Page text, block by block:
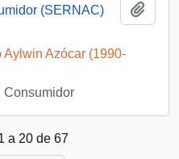
(SERNAC)
Aylwin Azócar (1990-
Consumidor
a 20 de 67